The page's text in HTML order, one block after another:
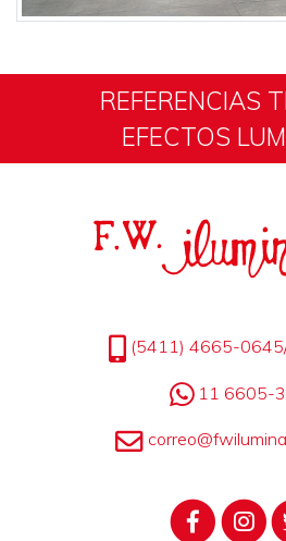
REFERENCIAS
EFECTOS
(5411) 4665-
11 6605-